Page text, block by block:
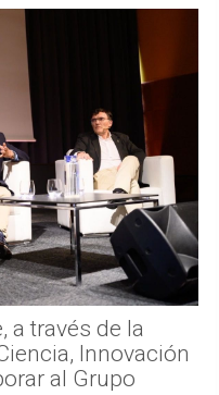
a través de la
Innovación
al Grupo